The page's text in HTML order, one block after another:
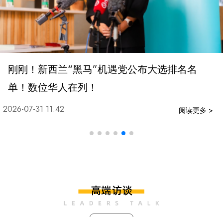
刚刚！新西兰“黑马”机遇党公布大选排名名
单！数位华人在列！
2026-07-31 11:42 阅读更多 >